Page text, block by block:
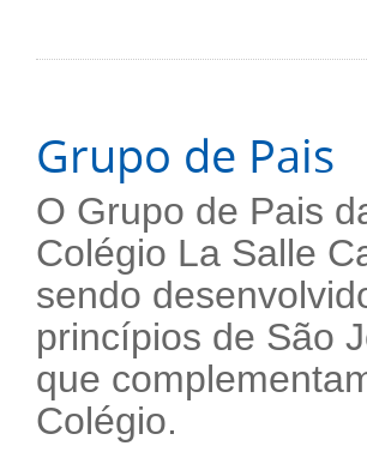
Grupo de Pais
O Grupo de Pais
Colégio La Salle
sendo
princípios de São
que
Colégio.